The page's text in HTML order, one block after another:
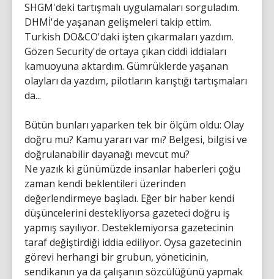
SHGM'deki tartışmalı uygulamaları sorguladım.
DHMİ'de yaşanan gelişmeleri takip ettim.
Turkish DO&CO'daki işten çıkarmaları yazdım.
Gözen Security'de ortaya çıkan ciddi iddiaları
kamuoyuna aktardım. Gümrüklerde yaşanan
olayları da yazdım, pilotların karıştığı tartışmaları
da...
Bütün bunları yaparken tek bir ölçüm oldu: Olay
doğru mu? Kamu yararı var mı? Belgesi, bilgisi ve
doğrulanabilir dayanağı mevcut mu?
Ne yazık ki günümüzde insanlar haberleri çoğu
zaman kendi beklentileri üzerinden
değerlendirmeye başladı. Eğer bir haber kendi
düşüncelerini destekliyorsa gazeteci doğru iş
yapmış sayılıyor. Desteklemiyorsa gazetecinin
taraf değiştirdiği iddia ediliyor. Oysa gazetecinin
görevi herhangi bir grubun, yöneticinin,
sendikanın ya da çalışanın sözcülüğünü yapmak